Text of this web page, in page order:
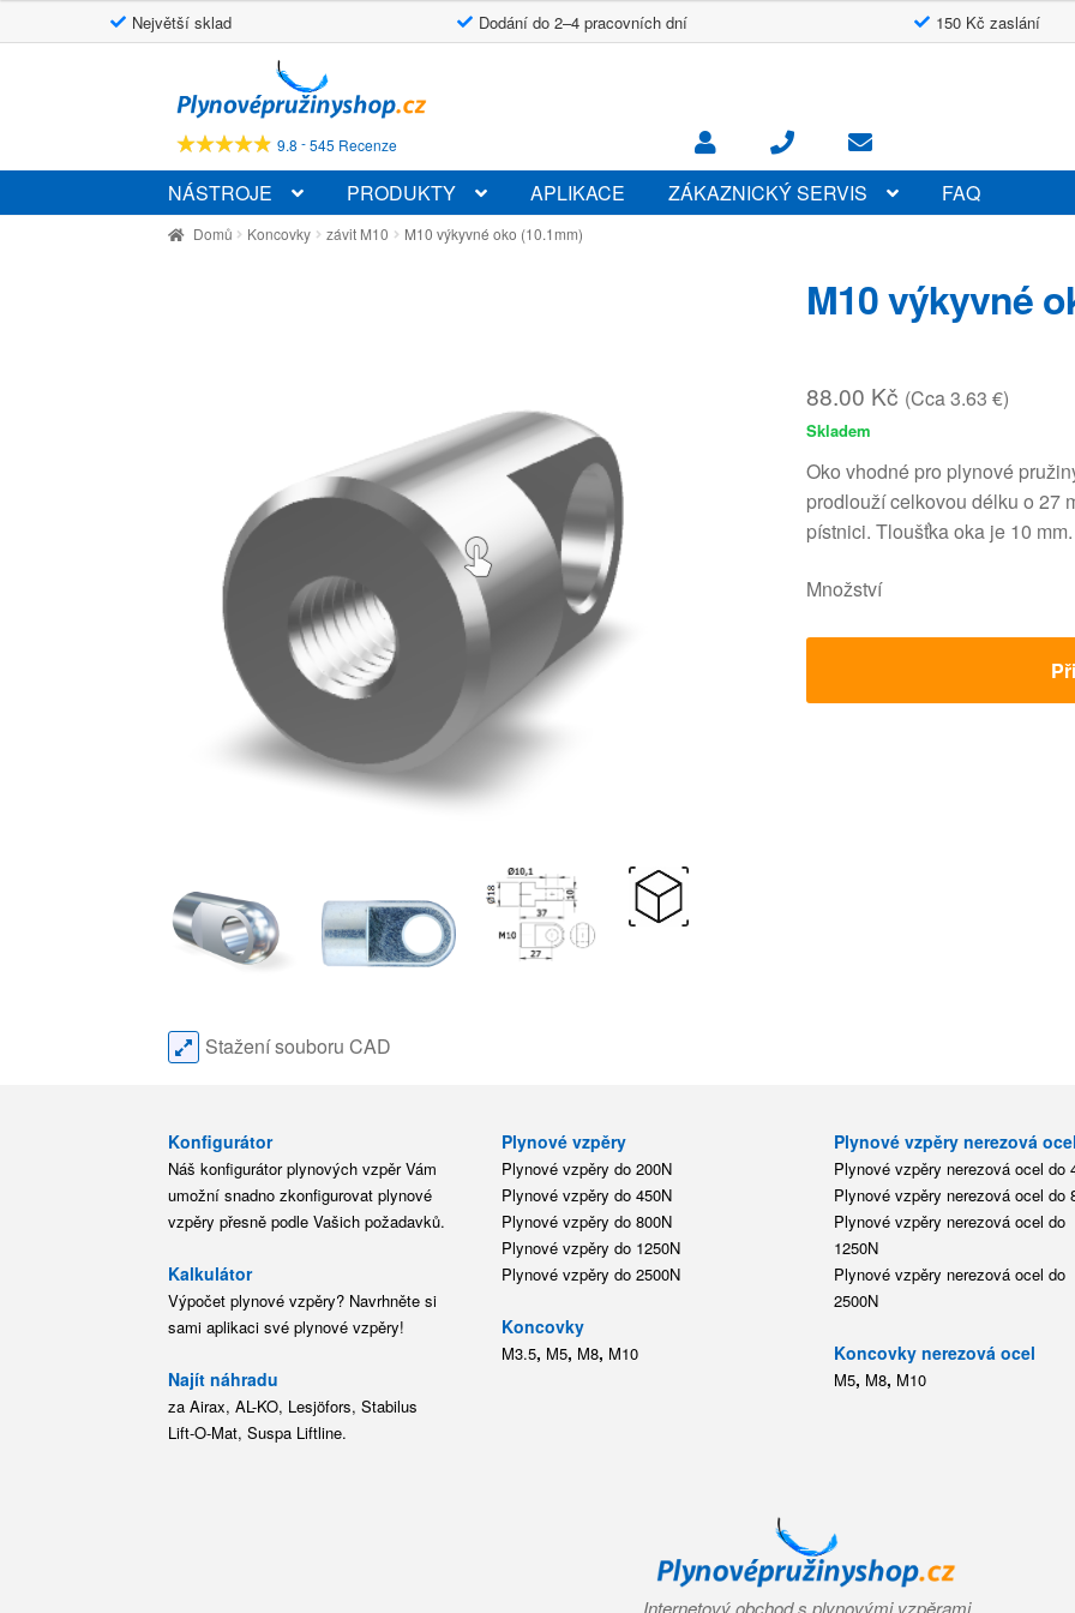
Největší sklad Dodání do 2–4 pracovních dní 150 Kč zaslání
na
navigaci
k
obsahu
webu
9.8 -545 Recenze
NÁSTROJE PRODUKTY APLIKACE ZÁKAZNICKÝ SERVIS FAQ
Domů Koncovky závit M10 M10 výkyvné oko (10.1mm)
M10 výkyvné
88.00 Kč (Cca 3.63 €)
Skladem
Oko vhodné pro plynové
prodlouží celkovou délku o 27
pístnici. Tloušťka oka je 10 mm.
Množství
Stažení souboru CAD
Konfigurátor
Náš konfigurátor plynových vzpěr Vám
umožní snadno zkonfigurovat plynové
vzpěry přesně podle Vašich požadavků.
Kalkulátor
Výpočet plynové vzpěry? Navrhněte si
sami aplikaci své plynové vzpěry!
Najít náhradu
za Airax, AL-KO, Lesjöfors, Stabilus
Lift-O-Mat, Suspa Liftline.
Plynové vzpěry
Plynové vzpěry do 200N
Plynové vzpěry do 450N
Plynové vzpěry do 800N
Plynové vzpěry do 1250N
Plynové vzpěry do 2500N
Koncovky
M3.5, M5, M8, M10
Plynové vzpěry nerezová ocel
Plynové vzpěry nerezová ocel do
Plynové vzpěry nerezová ocel do
Plynové vzpěry nerezová ocel do
1250N
Plynové vzpěry nerezová ocel do
2500N
Koncovky nerezová ocel
M5, M8, M10
Internetový obchod s plynovými vzpěrami